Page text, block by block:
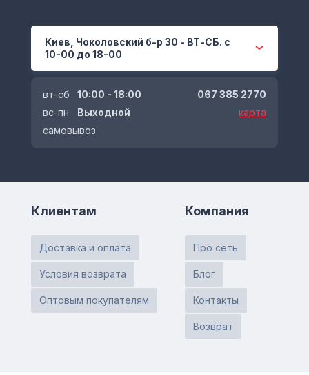
Киев, Чоколовский б-р 30 - ВТ-СБ. с
10-00 до 18-00
вт-сб
10:00 - 18:00
вс-пн
Выходной
самовывоз
067 385 2770
карта
Клиентам
Доставка и оплата
Условия возврата
Оптовым покупателям
Компания
Про сеть
Блог
Контакты
Возврат